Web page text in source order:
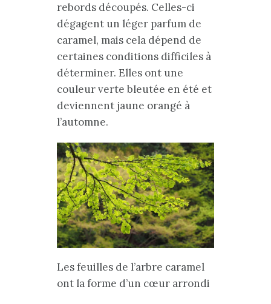
rebords découpés. Celles-ci
dégagent un léger parfum de
caramel, mais cela dépend de
certaines conditions difficiles à
déterminer. Elles ont une
couleur verte bleutée en été et
deviennent jaune orangé à
l’automne.
Les feuilles de l’arbre caramel
ont la forme d’un cœur arrondi